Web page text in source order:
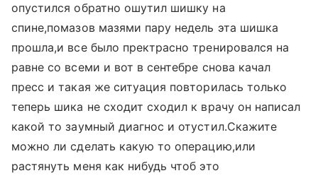
опустился обратно ошутил шишку на
спине,помазов мазями пару недель эта шишка
прошла,и все было пректрасно тренировался на
равне со всеми и вот в сентебре снова качал
пресс и такая же ситуация повторилась только
теперь шика не сходит сходил к врачу он написал
какой то заумный диагнос и отустил.Скажите
можно ли сделать какую то операцию,или
растянуть меня как нибудь чтоб это